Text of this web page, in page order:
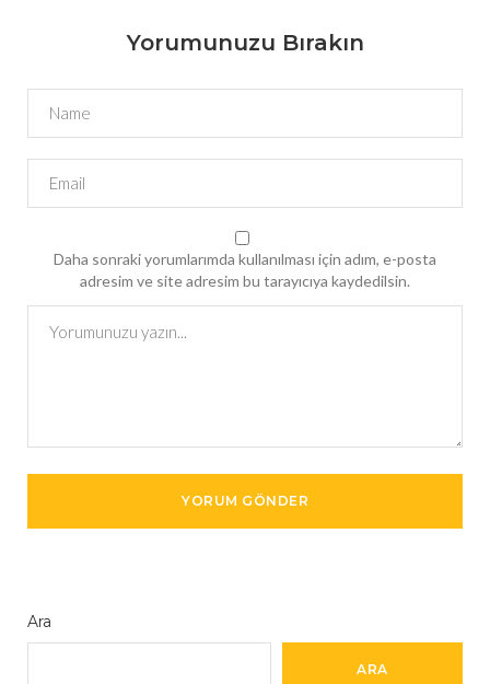
Yorumunuzu Bırakın
Daha sonraki yorumlarımda kullanılması için adım, e-posta
adresim ve site adresim bu tarayıcıya kaydedilsin.
Ara
ARA